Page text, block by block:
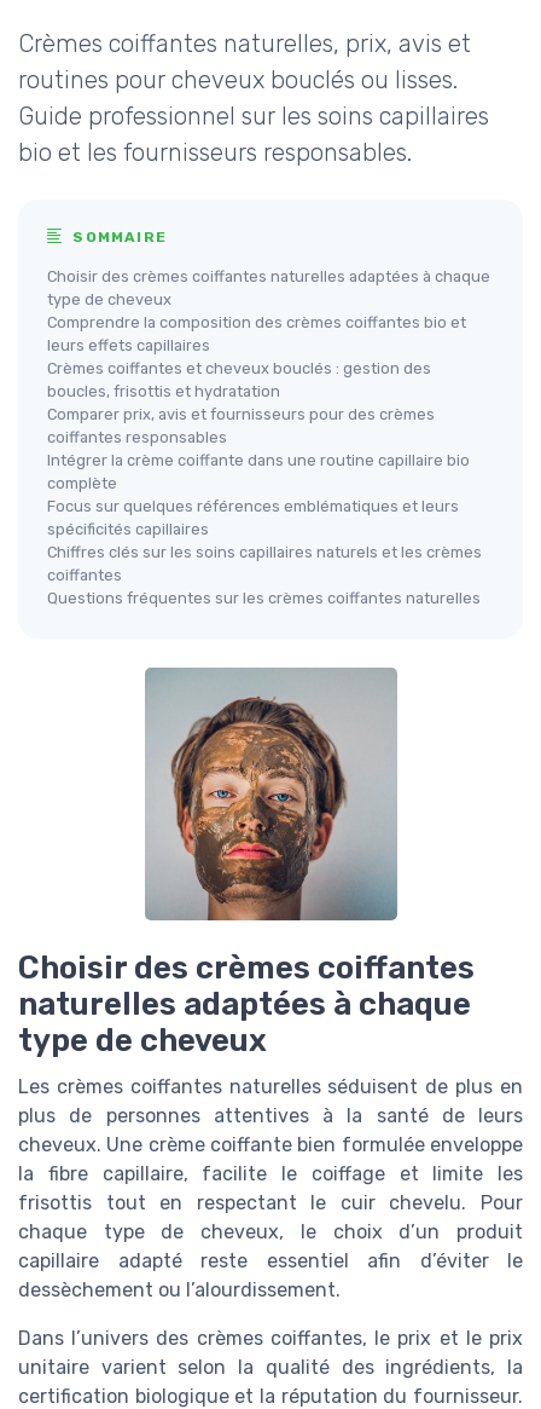
Crèmes coiffantes naturelles, prix, avis et
routines pour cheveux bouclés ou lisses.
Guide professionnel sur les soins capillaires
bio et les fournisseurs responsables.
SOMMAIRE
Choisir des crèmes coiffantes naturelles adaptées à chaque
type de cheveux
Comprendre la composition des crèmes coiffantes bio et
leurs effets capillaires
Crèmes coiffantes et cheveux bouclés : gestion des
boucles, frisottis et hydratation
Comparer prix, avis et fournisseurs pour des crèmes
coiffantes responsables
Intégrer la crème coiffante dans une routine capillaire bio
complète
Focus sur quelques références emblématiques et leurs
spécificités capillaires
Chiffres clés sur les soins capillaires naturels et les crèmes
coiffantes
Questions fréquentes sur les crèmes coiffantes naturelles
Choisir des crèmes coiffantes
naturelles adaptées à chaque
type de cheveux
Les crèmes coiffantes naturelles séduisent de plus en
plus de personnes attentives à la santé de leurs
cheveux. Une crème coiffante bien formulée enveloppe
la fibre capillaire, facilite le coiffage et limite les
frisottis tout en respectant le cuir chevelu. Pour
chaque type de cheveux, le choix d’un produit
capillaire adapté reste essentiel afin d’éviter le
dessèchement ou l’alourdissement.
Dans l’univers des crèmes coiffantes, le prix et le prix
unitaire varient selon la qualité des ingrédients, la
certification biologique et la réputation du fournisseur.